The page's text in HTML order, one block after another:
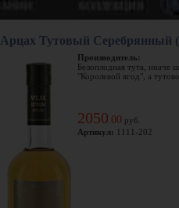
Арцах Тутовый Серебрянный
Производитель:
Белоплодная тута, иначе
"Королевой ягод", а
2050 00 руб.
Артикул: 1111-202